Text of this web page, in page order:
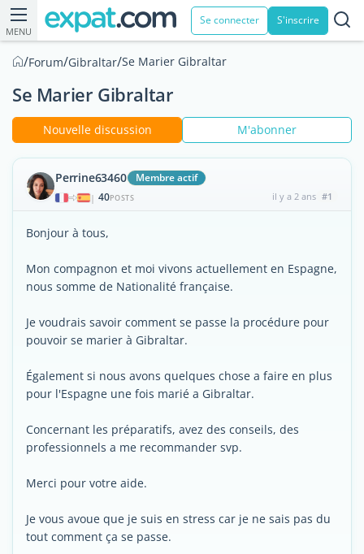
MENU
Se connecter S'inscrire
/Forum/Gibraltar/Se Marier Gibraltar
Se Marier Gibraltar
Nouvelle discussion M'abonner
Perrine63460 Membre actif
| 40POSTS il y a 2 ans #1
Bonjour à tous,
Mon compagnon et moi vivons actuellement en Espagne,
nous somme de Nationalité française.
Je voudrais savoir comment se passe la procédure pour
pouvoir se marier à Gibraltar.
Également si nous avons quelques chose a faire en plus
pour l'Espagne une fois marié a Gibraltar.
Concernant les préparatifs, avez des conseils, des
professionnels a me recommander svp.
Merci pour votre aide.
Je vous avoue que je suis en stress car je ne sais pas du
tout comment ça se passe.